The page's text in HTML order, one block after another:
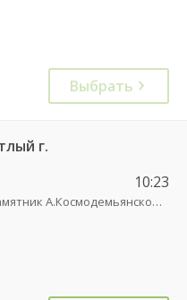
Выбрать
г.
10:23
Памятник А.Космодемьянскому(Балтийское шоссе) трасса